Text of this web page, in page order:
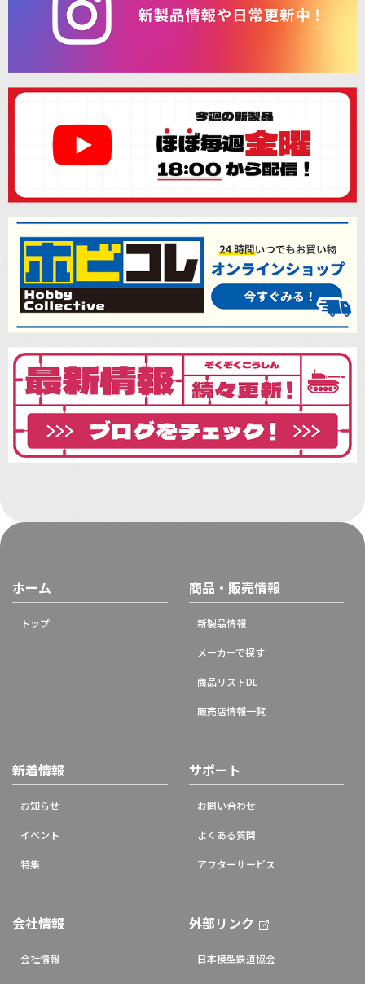
ホーム
トップ
商品・販売情報
新製品情報
メーカーで探す
商品リストDL
販売店情報一覧
新着情報
お知らせ
イベント
特集
サポート
お問い合わせ
よくある質問
アフターサービス
会社情報
会社情報
外部リンク
日本模型鉄道協会